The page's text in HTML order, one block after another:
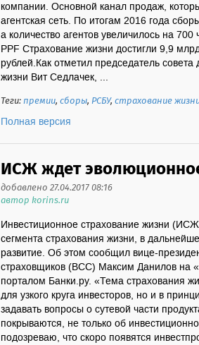
компании. Основной канал продаж,
агентская сеть. По итогам 2016 года
а количество агентов увеличилось на
PPF Страхование жизни достигли 9,9
рублей.Как отметил председатель
жизни Вит Седлачек, ...
Теги:премии,сборы, РСБУ,страхование
Полная версия
ИСЖ ждет
добавлено 27.04.2017 08:16
автор korins.ru
Инвестиционное страхование жизни
сегмента страхования жизни, в
развитие. Об этом сообщил вице-
страховщиков (ВСС) Максим Данилов на
порталом Банки.ру. «Тема страхования
для узкого круга инвесторов, но и в
задавать вопросы о сутевой части
покрываются, не только об
подозреваю, что скоро появятся